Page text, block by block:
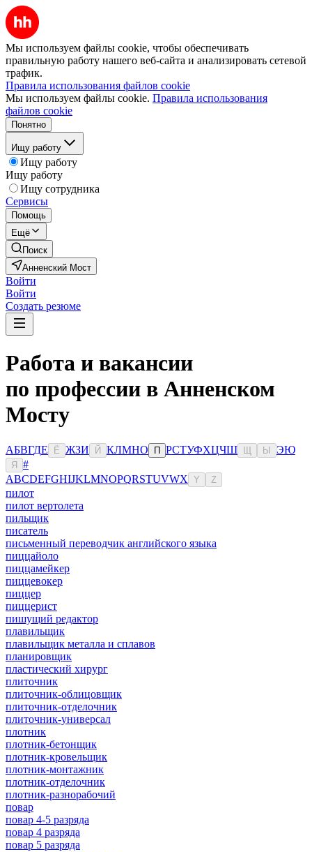
Мы используем файлы cookie, чтобы обеспечивать
правильную работу нашего веб-сайта и анализировать сетевой
трафик.
Правила использования файлов cookie
Мы используем файлы cookie. Правила использования
файлов cookie
Понятно
Ищу работу
Ищу работу
Ищу работу
Ищу сотрудника
Сервисы
Помощь
Ещё
Поиск
Анненский Мост
Войти
Войти
Создать резюме
Работа и вакансии
по профессии в Анненском
Мосту
АБВГДЕ Ё ЖЗИ Й КЛМНО П РСТУФХЦЧШ Ы ЭЮ
Я
#
ABCDEFGHIJKLMNOPQRSTUVWX Y Z
пилот
пилот вертолета
пильщик
писатель
письменный переводчик английского языка
пиццайоло
пиццамейкер
пиццевокер
пиццер
пиццерист
пишущий редактор
плавильщик
плавильщик металла и сплавов
планировщик
пластический хирург
плиточник
плиточник-облицовщик
плиточник-отделочник
плиточник-универсал
плотник
плотник-бетонщик
плотник-кровельщик
плотник-монтажник
плотник-отделочник
плотник-разнорабочий
повар
повар 4-5 разряда
повар 4 разряда
повар 5 разряда